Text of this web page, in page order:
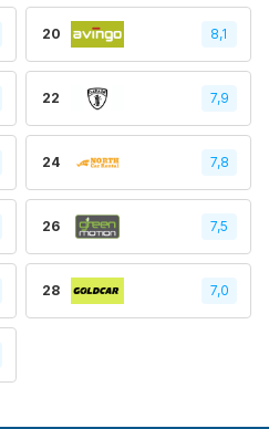
20 8,1
22 7,9
24 7,8
26 7,5
28 7,0